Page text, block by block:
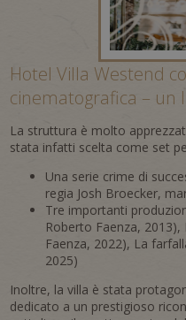
Hotel Villa Westend
cinematografica – un
La struttura è molto
stata infatti scelta come set
Una serie crime di
regia Josh Broecker,
Tre importanti
Roberto Faenza,
Faenza, 2022), La
2025)
Inoltre, la villa è stata
dedicato a un prestigioso